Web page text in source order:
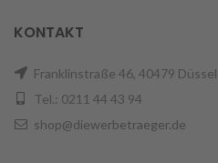
KONTAKT
Franklinstraße 46, 40479
Tel.: 0211 44 43 94
shop@diewerbetraeger.de